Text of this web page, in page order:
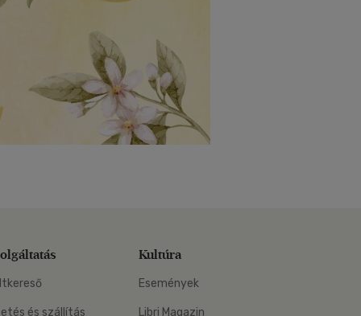
és szállítás
Kultúra
Események
Libri Magazin